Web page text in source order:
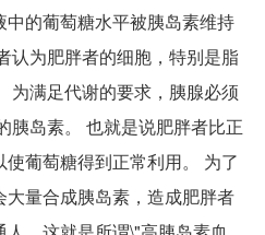
的葡萄糖水平被胰岛素维持
认为肥胖者的细胞，特别是脂
为满足代谢的要求，胰腺必须
胰岛素。 也就是说肥胖者比正
葡萄糖得到正常利用。 为了
量合成胰岛素，造成肥胖者